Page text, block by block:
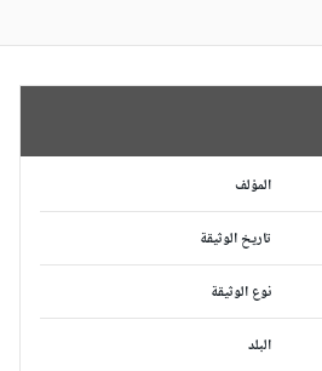
المؤلف
تاريخ الوثيقة
نوع الوثيقة
البلد